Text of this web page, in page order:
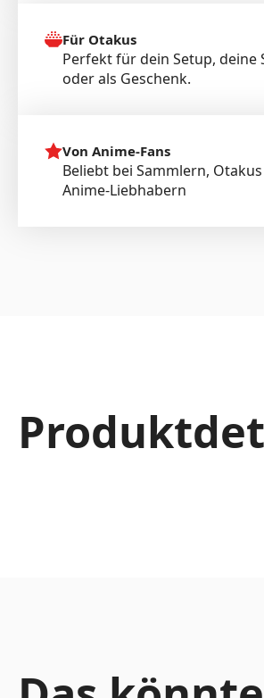
Für Otakus
Perfekt für dein Setup, deine
oder als Geschenk.
Von Anime-Fans
Beliebt bei Sammlern,
Anime-Liebhabern